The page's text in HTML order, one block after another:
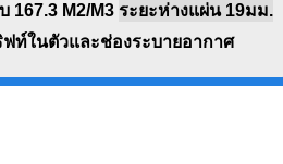
167.3 M2/m3 ระยะห่างแผ่น 19มม.
ท์ในตัวและช่องระบายอากาศ